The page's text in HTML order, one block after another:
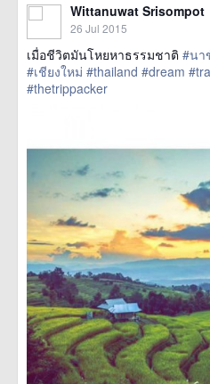
Wittanuwat Srisompot
26 Jul 2015
เมื่อชีวิตมันโหยหาธรรมชาติ #นา
#เชียงใหม่ #thailand #dream
#thetrippacker